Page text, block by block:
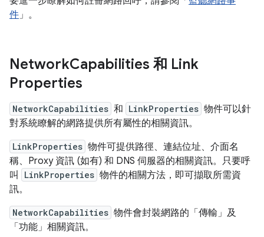
件」。
NetworkCapabilities 和 Link
Properties
NetworkCapabilities 和 LinkProperties 物件可以針
對系統瞭解的網路提供所有屬性的相關資訊。
LinkProperties 物件可提供路徑、連結位址、介面名
稱、Proxy 資訊 (如有) 和 DNS 伺服器的相關資訊。只要呼
叫
LinkProperties 物件的相關方法，即可擷取所需資
訊。
NetworkCapabilities 物件會封裝網路的「傳輸」 及
「功能」 相關資訊。